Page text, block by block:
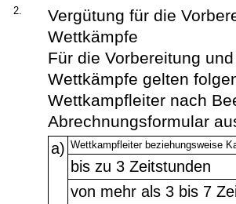
2.
Vergütung für die
Wettkämpfe
Für die Vorbereitung
Wettkämpfe gelten
Wettkampfleiter nach
Abrechnungsformular
a) Wettkampfleiter beziehungsweise
bis zu 3 Zeitstunden
von mehr als 3 bis 7